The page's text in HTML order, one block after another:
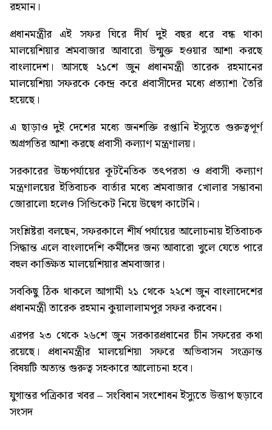
রহমান।
প্রধানমন্ত্রীর এই সফর ঘিরে দীর্ঘ দুই বছর ধরে বন্ধ থাকা
মালয়েশিয়ার শ্রমবাজার আবারো উন্মুক্ত হওয়ার আশা করছে
বাংলাদেশ। আসছে ২১শে জুন প্রধানমন্ত্রী তারেক রহমানের
মালয়েশিয়া সফরকে কেন্দ্র করে প্রবাসীদের মধ্যে প্রত্যাশা তৈরি
হয়েছে।
এ ছাড়াও দুই দেশের মধ্যে জনশক্তি রপ্তানি ইস্যুতে গুরুত্বপূর্ণ
অগ্রগতির আশা করছে প্রবাসী কল্যাণ মন্ত্রণালয়।
সরকারের উচ্চপর্যায়ের কূটনৈতিক তৎপরতা ও প্রবাসী কল্যাণ
মন্ত্রণালয়ের ইতিবাচক বার্তার মধ্যে শ্রমবাজার খোলার সম্ভাবনা
জোরালো হলেও সিন্ডিকেট নিয়ে উদ্বেগ কাটেনি।
সংশ্লিষ্টরা বলছেন, সফরকালে শীর্ষ পর্যায়ের আলোচনায় ইতিবাচক
সিদ্ধান্ত এলে বাংলাদেশি কর্মীদের জন্য আবারো খুলে যেতে পারে
বহুল কাঙ্ক্ষিত মালয়েশিয়ার শ্রমবাজার।
সবকিছু ঠিক থাকলে আগামী ২১ থেকে ২২শে জুন বাংলাদেশের
প্রধানমন্ত্রী তারেক রহমান কুয়ালালামপুর সফর করবেন।
এরপর ২৩ থেকে ২৬শে জুন সরকারপ্রধানের চীন সফরের কথা
রয়েছে। প্রধানমন্ত্রীর মালয়েশিয়া সফরে অভিবাসন সংক্রান্ত
বিষয়টি অত্যন্ত গুরুত্ব সহকারে আলোচনা হবে।
যুগান্তর পত্রিকার খবর –সংবিধান সংশোধন ইস্যুতে উত্তাপ ছড়াবে
সংসদ